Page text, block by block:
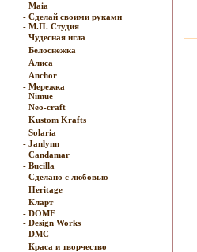
Maia
- Сделай своими руками
- М.П. Студия
Чудесная игла
Белоснежка
Алиса
Anchor
- Мережка
- Nimue
Neo-craft
Kustom Krafts
Solaria
- Janlynn
Candamar
- Bucilla
Сделано с любовью
Heritage
Кларт
- DOME
- Design Works
DMC
Краса и творчество